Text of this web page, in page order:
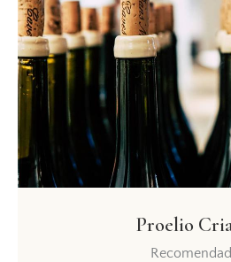
Proelio